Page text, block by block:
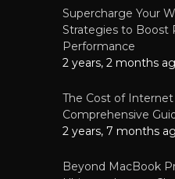
Supercharge Your
Strategies to Boost
Performance
2 years, 2 months
The Cost of Internet
Comprehensive
2 years, 7 months
Beyond MacBook